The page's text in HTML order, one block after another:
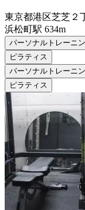
東京都港区芝芝２
浜松町駅 634m
パーソナルトレーニ
ピラティス
パーソナルトレーニ
ピラティス